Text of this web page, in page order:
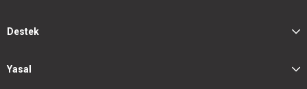
Destek
Yasal